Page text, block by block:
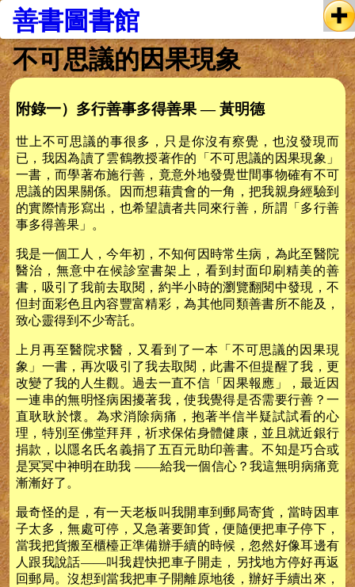
善書圖書館
不可思議的因果現象
附錄一）多行善事多得善果 — 黃明德
世上不可思議的事很多，只是你沒有察覺，也沒發現而
已，我因為讀了雲鶴教授著作的「不可思議的因果現象」
一書，而學著布施行善，竟意外地發覺世間事物確有不可
思議的因果關係。因而想藉貴會的一角，把我親身經驗到
的實際情形寫出，也希望讀者共同來行善，所謂「多行善
事多得善果」。
我是一個工人，今年初，不知何因時常生病，為此至醫院
醫治，無意中在候診室書架上，看到封面印刷精美的善
書，吸引了我前去取閱，約半小時的瀏覽翻閱中發現，不
但封面彩色且內容豐富精彩，為其他同類善書所不能及，
致心靈得到不少寄託。
上月再至醫院求醫，又看到了一本「不可思議的因果現
象」一書，再次吸引了我去取閱，此書不但提醒了我，更
改變了我的人生觀。過去一直不信「因果報應」，最近因
一連串的無明怪病困擾著我，使我覺得是否需要行善？一
直耿耿於懷。為求消除病痛，抱著半信半疑試試看的心
理，特別至佛堂拜拜，祈求保佑身體健康，並且就近銀行
捐款，以隱名氏名義捐了五百元助印善書。不知是巧合或
是冥冥中神明在助我 ——給我一個信心？我這無明病痛竟
漸漸好了。
最奇怪的是，有一天老板叫我開車到郵局寄貨，當時因車
子太多，無處可停，又急著要卸貨，便隨便把車子停下，
當我把貨搬至櫃檯正準備辦手續的時候，忽然好像耳邊有
人跟我說話——叫我趕快把車子開走，另找地方停好再返
回郵局。沒想到當我把車子開離原地後，辦好手續出來，